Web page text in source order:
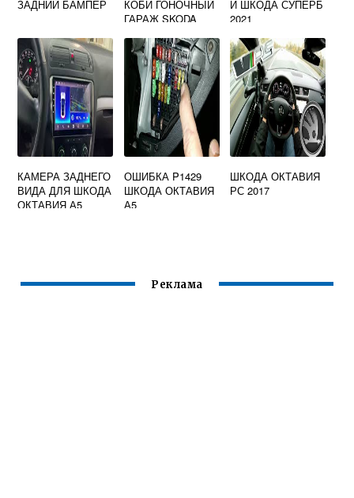
ЗАДНИЙ БАМПЕР
КОБИ ГОНОЧНЫЙ
ГАРАЖ SKODA
24580
И ШКОДА СУПЕРБ
2021
КАМЕРА ЗАДНЕГО
ВИДА ДЛЯ ШКОДА
ОКТАВИЯ А5
ОШИБКА P1429
ШКОДА ОКТАВИЯ
А5
ШКОДА ОКТАВИЯ
РС 2017
Реклама